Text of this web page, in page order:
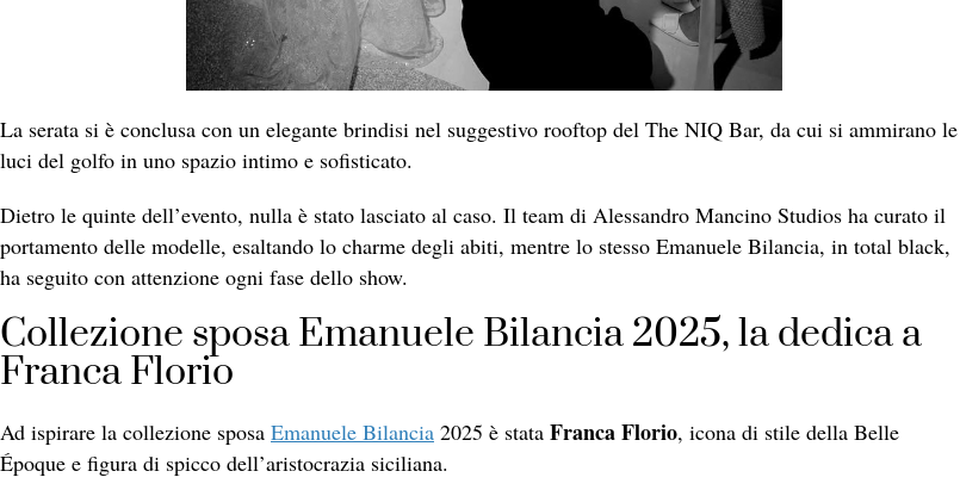
La serata si è conclusa con un elegante brindisi nel suggestivo rooftop del The NIQ Bar, da cui si ammirano le
luci del golfo in uno spazio intimo e sofisticato.
Dietro le quinte dell’evento, nulla è stato lasciato al caso. Il team di Alessandro Mancino Studios ha curato il
portamento delle modelle, esaltando lo charme degli abiti, mentre lo stesso Emanuele Bilancia, in total black,
ha seguito con attenzione ogni fase dello show.
Collezione sposa Emanuele Bilancia 2025, la dedica a
Franca Florio
Ad ispirare la collezione sposa Emanuele Bilancia 2025 è stata Franca Florio, icona di stile della Belle
Époque e figura di spicco dell’aristocrazia siciliana.